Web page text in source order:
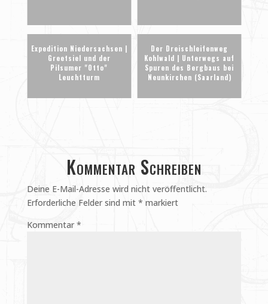
Expedition Niedersachsen |
Greetsiel und der
Pilsumer "Otto"
Leuchtturm
Der Dreischleifenweg
Kohlwald | Unterwegs auf
Spuren des Bergbaus bei
Neunkirchen (Saarland)
Kommentar Schreiben
Deine E-Mail-Adresse wird nicht veröffentlicht.
Erforderliche Felder sind mit * markiert
Kommentar *